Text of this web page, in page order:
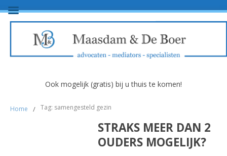
Ook mogelijk (gratis) bij u thuis te komen!
Home / Tag: samengesteld gezin
STRAKS MEER DAN 2
OUDERS MOGELIJK?